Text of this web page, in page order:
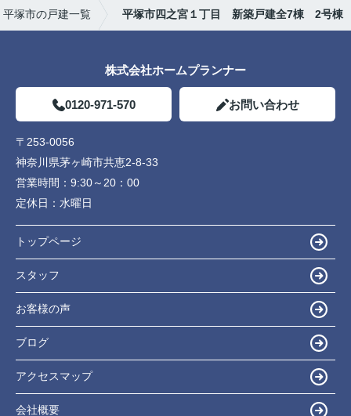
平塚市の戸建一覧 平塚市四之宮１丁目 新築戸建全7棟 2号棟
株式会社ホームプランナー
0120-971-570 お問い合わせ
〒253-0056
神奈川県茅ヶ崎市共恵2-8-33
営業時間： 9:30～20：00
定休日： 水曜日
トップページ
スタッフ
お客様の声
ブログ
アクセスマップ
会社概要